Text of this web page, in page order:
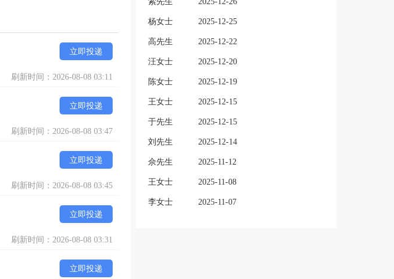
立即投递
刷新时间：2026-08-08 03:11
立即投递
刷新时间：2026-08-08 03:47
立即投递
刷新时间：2026-08-08 03:45
立即投递
刷新时间：2026-08-08 03:31
立即投递
杨女士 2025-12-25
高先生 2025-12-22
汪女士 2025-12-20
陈女士 2025-12-19
王女士 2025-12-15
于先生 2025-12-15
刘先生 2025-12-14
佘先生 2025-11-12
王女士 2025-11-08
李女士 2025-11-07